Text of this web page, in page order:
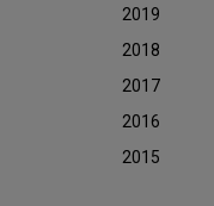
2019
2018
2017
2016
2015